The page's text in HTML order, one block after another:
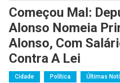
Começou Mal:
Alonso Nomeia
Alonso, Com
Contra A Lei
Cidade Política Últimas